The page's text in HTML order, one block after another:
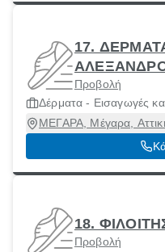
17.
Προβολή
Δέρματα - Εισαγωγές
ΜΕΓΑΡΑ, Μέγαρα,
18.
Προβολή